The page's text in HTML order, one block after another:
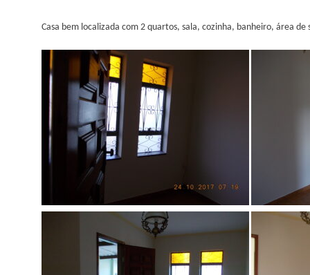
Casa bem localizada com 2 quartos, sala, cozinha, banheiro, área de